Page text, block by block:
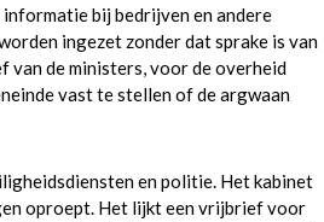
bij bedrijven en andere
ingezet zonder dat sprake is van
van de ministers, voor de overheid
vast te stellen of de argwaan
en politie. Het kabinet
oproept. Het lijkt een vrijbrief voor